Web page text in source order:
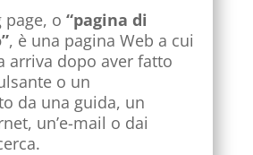
page, o “pagina di
, è una pagina Web a cui
arriva dopo aver fatto
o un
da una guida, un
un’e-mail o dai